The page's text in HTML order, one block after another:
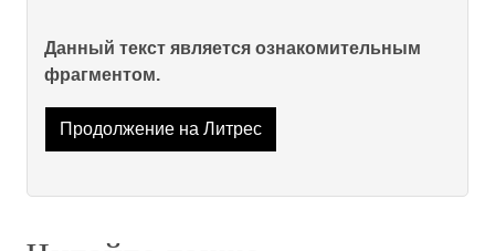
Данный текст является ознакомительным
фрагментом.
Продолжение на Литрес